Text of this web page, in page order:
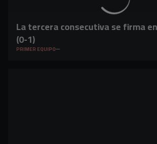
La tercera consecutiva se firma
(0-1)
PRIMER EQUIPO